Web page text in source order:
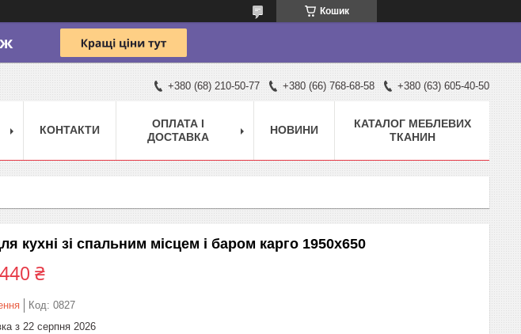
Кошик
+380 (68) 210-50-77 +380 (66) 768-68-58 +380 (63) 605-40-50
КОНТАКТИ
ОПЛАТА І
ДОСТАВКА
НОВИНИ
КАТАЛОГ МЕБЛЕВИХ
ТКАНИН
кухні зі спальним місцем і баром карго 1950х650
₴
Код: 0827
з 22 серпня 2026